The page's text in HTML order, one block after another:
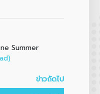
Summer
ข่าวถัดไป